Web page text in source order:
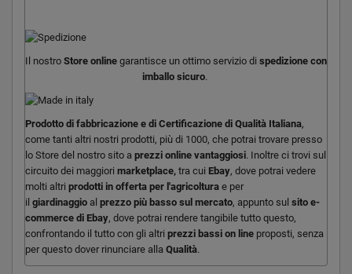
Il nostro Store online garantisce un ottimo servizio di spedizione con
imballo sicuro.
Prodotto di fabbricazione e di Certificazione di Qualità Italiana,
come tanti altri nostri prodotti, più di 1000, che potrai trovare presso
lo Store del nostro sito a prezzi online vantaggiosi. Inoltre ci trovi sul
circuito dei maggiori marketplace, tra cui Ebay, dove potrai vedere
molti altri prodotti in offerta per l'agricoltura e per
il giardinaggio al prezzo più basso sul mercato, appunto sul sito e-
commerce di Ebay, dove potrai rendere tangibile tutto questo,
confrontando il tutto con gli altri prezzi bassi on line proposti, senza
per questo dover rinunciare alla Qualità.